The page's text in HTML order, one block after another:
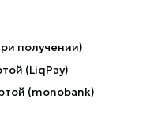
получении)
(LiqPay)
(monobank)